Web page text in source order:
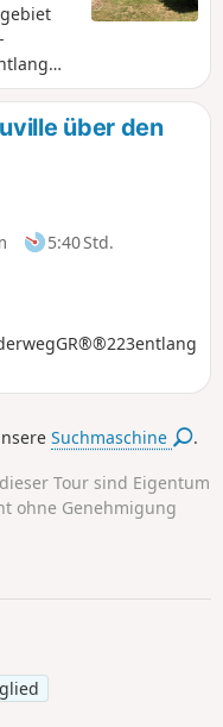
sich
wenig
hören,
im
über den
5:40 Std.
Suchmaschine .
Tour sind Eigentum
ohne Genehmigung